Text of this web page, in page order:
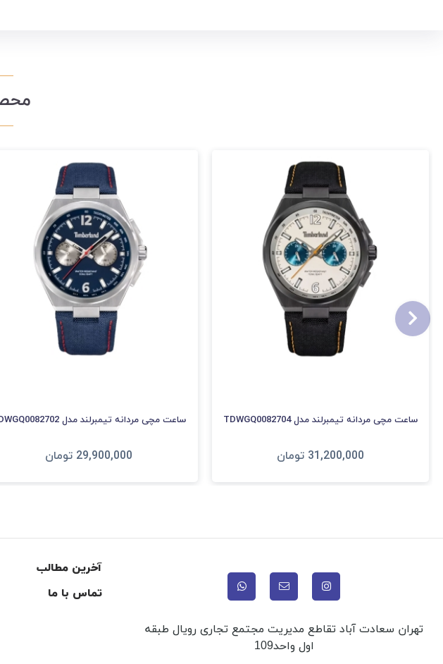
ساعت مچی مردانه تیمبرلند مدل TDWGQ0082704
31,200,000 تومان
ساعت مچی مردانه تیمبرلند مدل TDWGQ0082702
29,900,000 تومان
تهران سعادت آباد تقاطع مدیریت مجتمع تجاری رویال طبقه
اول واحد109
آخرین مطالب
تماس با ما